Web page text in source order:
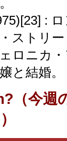
:
ストリ
ロニカ
と結婚。
（今週